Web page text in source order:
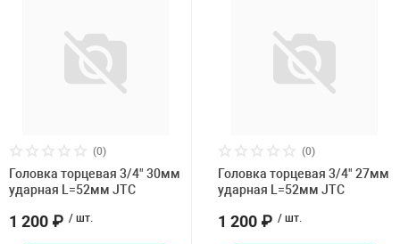
(0)
Головка торцевая 3/4" 30мм
ударная L=52мм JTC
1 200 ₽ / шт.
(0)
Головка торцевая 3/4" 27мм
ударная L=52мм JTC
1 200 ₽ / шт.